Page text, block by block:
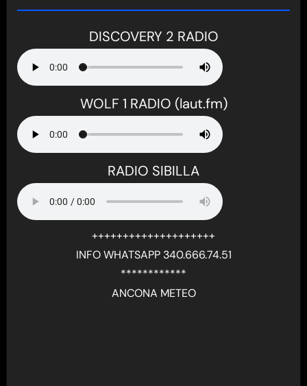
DISCOVERY 2 RADIO
WOLF 1 RADIO (laut.fm)
RADIO SIBILLA
++++++++++++++++++++
INFO WHATSAPP 340.666.74.51
************
ANCONA METEO